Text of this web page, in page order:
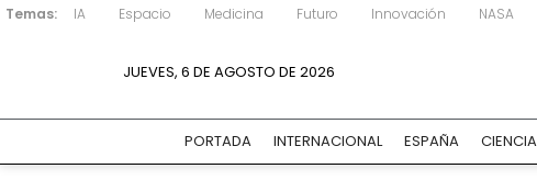
Temas: IA Espacio Medicina Futuro Innovación NASA
JUEVES, 6 DE AGOSTO DE 2026
PORTADA INTERNACIONAL ESPAÑA CIENCIA